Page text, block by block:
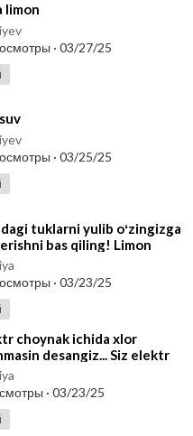
limon
· 03/27/25
· 03/25/25
tuklarni yulib oʻzingizga
bas qiling! Limon
unga shakar va
· 03/23/25
choynak ichida xlor
desangiz... Siz elektr
hafta bir marotaba limon
· 03/23/25